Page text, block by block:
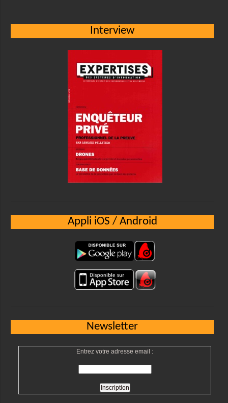
Interview
Appli iOS / Android
Newsletter
Entrez votre adresse email :